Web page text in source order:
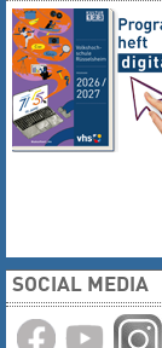
SOCIAL MEDIA